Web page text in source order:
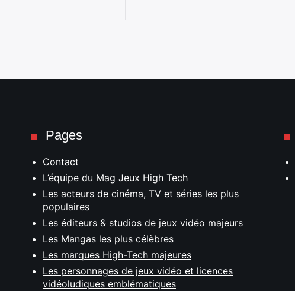
Pages
Contact
L’équipe du Mag Jeux High Tech
Les acteurs de cinéma, TV et séries les plus
populaires
Les éditeurs & studios de jeux vidéo majeurs
Les Mangas les plus célèbres
Les marques High-Tech majeures
Les personnages de jeux vidéo et licences
vidéoludiques emblématiques